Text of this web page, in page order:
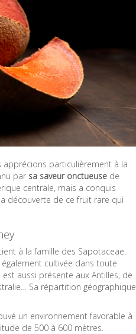
apprécions particulièrement à la
par sa saveur onctueuse de
centrale, mais a conquis
découverte de ce fruit rare qui
à la famille des Sapotaceae.
cultivée dans toute
aussi présente aux Antilles, de
Sa répartition géographique
un environnement favorable à
de 500 à 600 mètres.